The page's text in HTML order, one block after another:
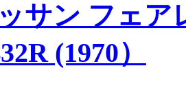
サン フェア
(1970）